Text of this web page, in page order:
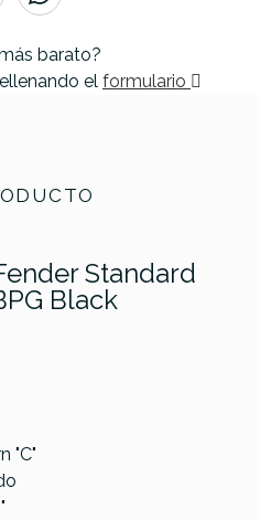
barato?
el formulario
Standard
Black
"C"